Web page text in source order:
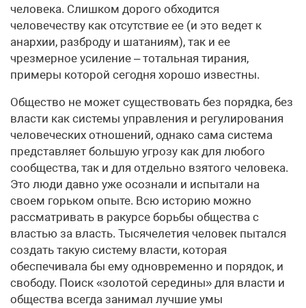
человека. Слишком дорого обходится
человечеству как отсутствие ее (и это ведет к
анархии, разброду и шатаниям), так и ее
чрезмерное усиление – тотальная тирания,
примеры которой сегодня хорошо известны.
Общество не может существовать без порядка, без
власти как системы управления и регулирования
человеческих отношений, однако сама система
представляет большую угрозу как для любого
сообщества, так и для отдельно взятого человека.
Это люди давно уже осознали и испытали на
своем горьком опыте. Всю историю можно
рассматривать в ракурсе борьбы общества с
властью за власть. Тысячелетия человек пытался
создать такую систему власти, которая
обеспечивала бы ему одновременно и порядок, и
свободу. Поиск «золотой середины» для власти и
общества всегда занимал лучшие умы